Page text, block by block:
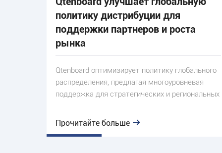
политику дистрибуции для
поддержки партнеров и роста
рынка
Qtenboard оптимизирует политику глобального
распределения, предлагая многоуровневая
поддержка для стратегических и региональных
Прочитайте больше